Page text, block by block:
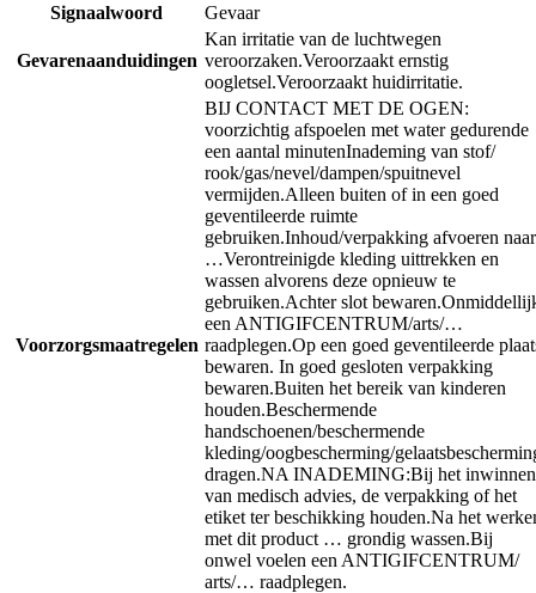
Signaalwoord Gevaar
Gevarenaanduidingen
Kan irritatie van de luchtwegen
veroorzaken.Veroorzaakt ernstig
oogletsel.Veroorzaakt huidirritatie.
Voorzorgsmaatregelen
BIJ CONTACT MET DE OGEN:
voorzichtig afspoelen met water gedurende
een aantal minutenInademing van stof/
rook/gas/nevel/dampen/spuitnevel
vermijden.Alleen buiten of in een goed
geventileerde ruimte
gebruiken.Inhoud/verpakking afvoeren naar
…Verontreinigde kleding uittrekken en
wassen alvorens deze opnieuw te
gebruiken.Achter slot bewaren.
een ANTIGIFCENTRUM/arts/…
raadplegen.Op een goed geventileerde
bewaren. In goed gesloten verpakking
bewaren.Buiten het bereik van kinderen
houden.Beschermende
handschoenen/beschermende
kleding/oogbescherming/
dragen.NA INADEMING:Bij het inwinnen
van medisch advies, de verpakking of het
etiket ter beschikking houden.Na het
met dit product … grondig wassen.Bij
onwel voelen een ANTIGIFCENTRUM/
arts/… raadplegen.